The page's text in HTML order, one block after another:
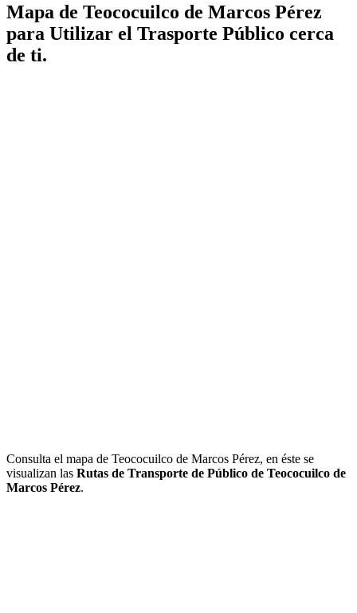
Mapa de Teococuilco de Marcos Pérez
para Utilizar el Trasporte Público cerca
de ti.
Consulta el mapa de Teococuilco de Marcos Pérez, en éste se
visualizan las Rutas de Transporte de Público de Teococuilco de
Marcos Pérez.